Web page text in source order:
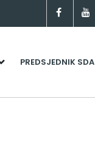
PREDSJEDNIK SDA